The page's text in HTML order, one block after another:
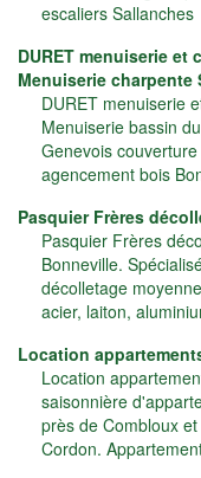
escaliers Sallanches
DURET menuiserie et
Menuiserie charpente
DURET menuiserie
Menuiserie bassin
Genevois
agencement bois
Pasquier Frères
Pasquier Frères
Bonneville.
décolletage
acier, laiton,
Location
Location
saisonnière
près de Combloux
Cordon.